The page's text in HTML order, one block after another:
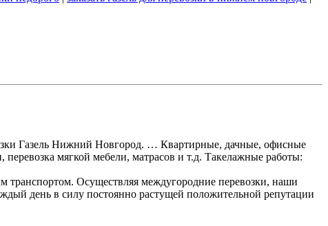
Газель Нижний Новгород. … Квартирные, дачные, офисные
мягкой мебели, матрасов и т.д. Такелажные работы:
Осуществляя междугородние перевозки, наши
день в силу постоянно растущей положительной репутации